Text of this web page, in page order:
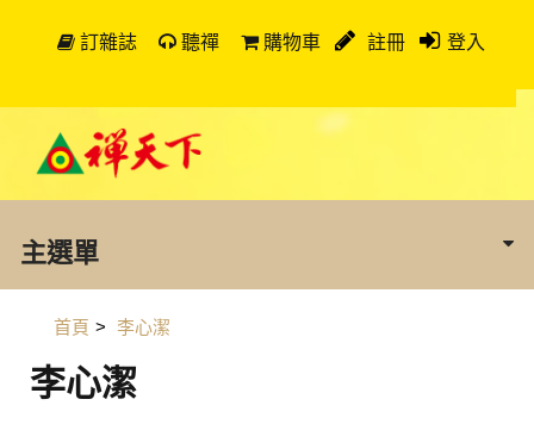
訂雜誌 聽禪 購物車 註冊 登入
主選單
首頁 > 李心潔
李心潔